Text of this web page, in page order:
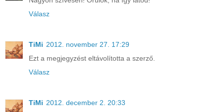
Válasz
TiMi 2012. november 27. 17:29
Ezt a megjegyzést eltávolította a szerző.
Válasz
TiMi 2012. december 2. 20:33